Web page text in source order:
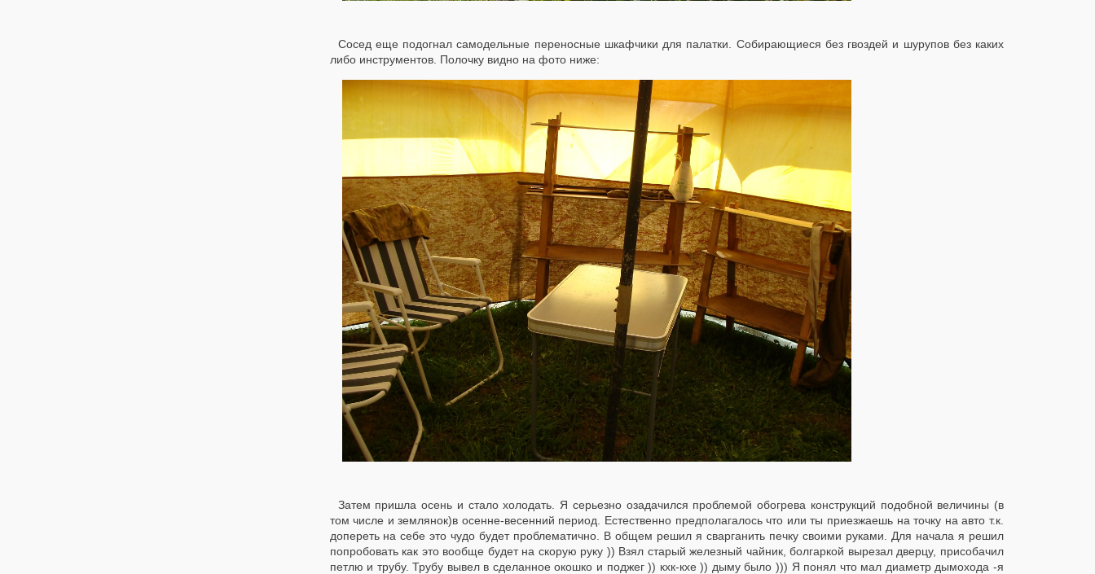
Сосед еще подогнал самодельные переносные шкафчики для палатки. Собирающиеся без гвоздей и шурупов без каких
либо инструментов. Полочку видно на фото ниже:
Затем пришла осень и стало холодать. Я серьезно озадачился проблемой обогрева конструкций подобной величины (в
том числе и землянок)в осенне-весенний период. Естественно предполагалось что или ты приезжаешь на точку на авто т.к.
допереть на себе это чудо будет проблематично. В общем решил я сварганить печку своими руками. Для начала я решил
попробовать как это вообще будет на скорую руку )) Взял старый железный чайник, болгаркой вырезал дверцу, присобачил
петлю и трубу. Трубу вывел в сделанное окошко и поджег )) кхк-кхе )) дыму было ))) Я понял что мал диаметр дымохода -я